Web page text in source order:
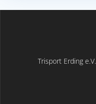
Trisport Erding